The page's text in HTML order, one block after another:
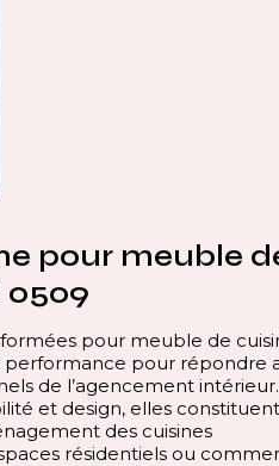
pour meuble
0509
pour meuble de
pour répondre
de l’agencement intérieur.
et design, elles
des cuisines
résidentiels ou